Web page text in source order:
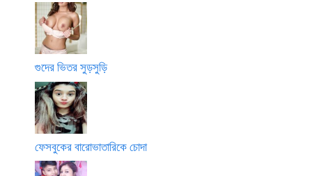
গুদের ভিতর সুড়সুড়ি
ফেসবুকের বারোভাতারিকে চোদা